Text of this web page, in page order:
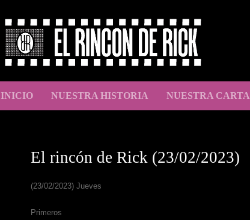
INICIO NUESTRA HISTORIA NUESTRA CARTA
El rincón de Rick (23/02/2023)
(23/02/2023) Jueves
Primeros